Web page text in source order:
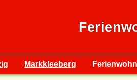
Markkleeberg